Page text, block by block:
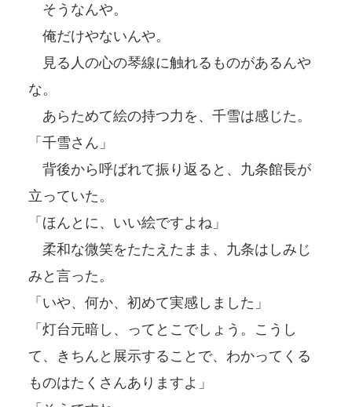
そうなんや。
俺だけやないんや。
見る人の心の琴線に触れるものがあるんや
な。
あらためて絵の持つ力を、千雪は感じた。
「千雪さん」
背後から呼ばれて振り返ると、九条館長が
立っていた。
「ほんとに、いい絵ですよね」
柔和な微笑をたたえたまま、九条はしみじ
みと言った。
「いや、何か、初めて実感しました」
「灯台元暗し、ってとこでしょう。こうし
て、きちんと展示することで、わかってくる
ものはたくさんありますよ」